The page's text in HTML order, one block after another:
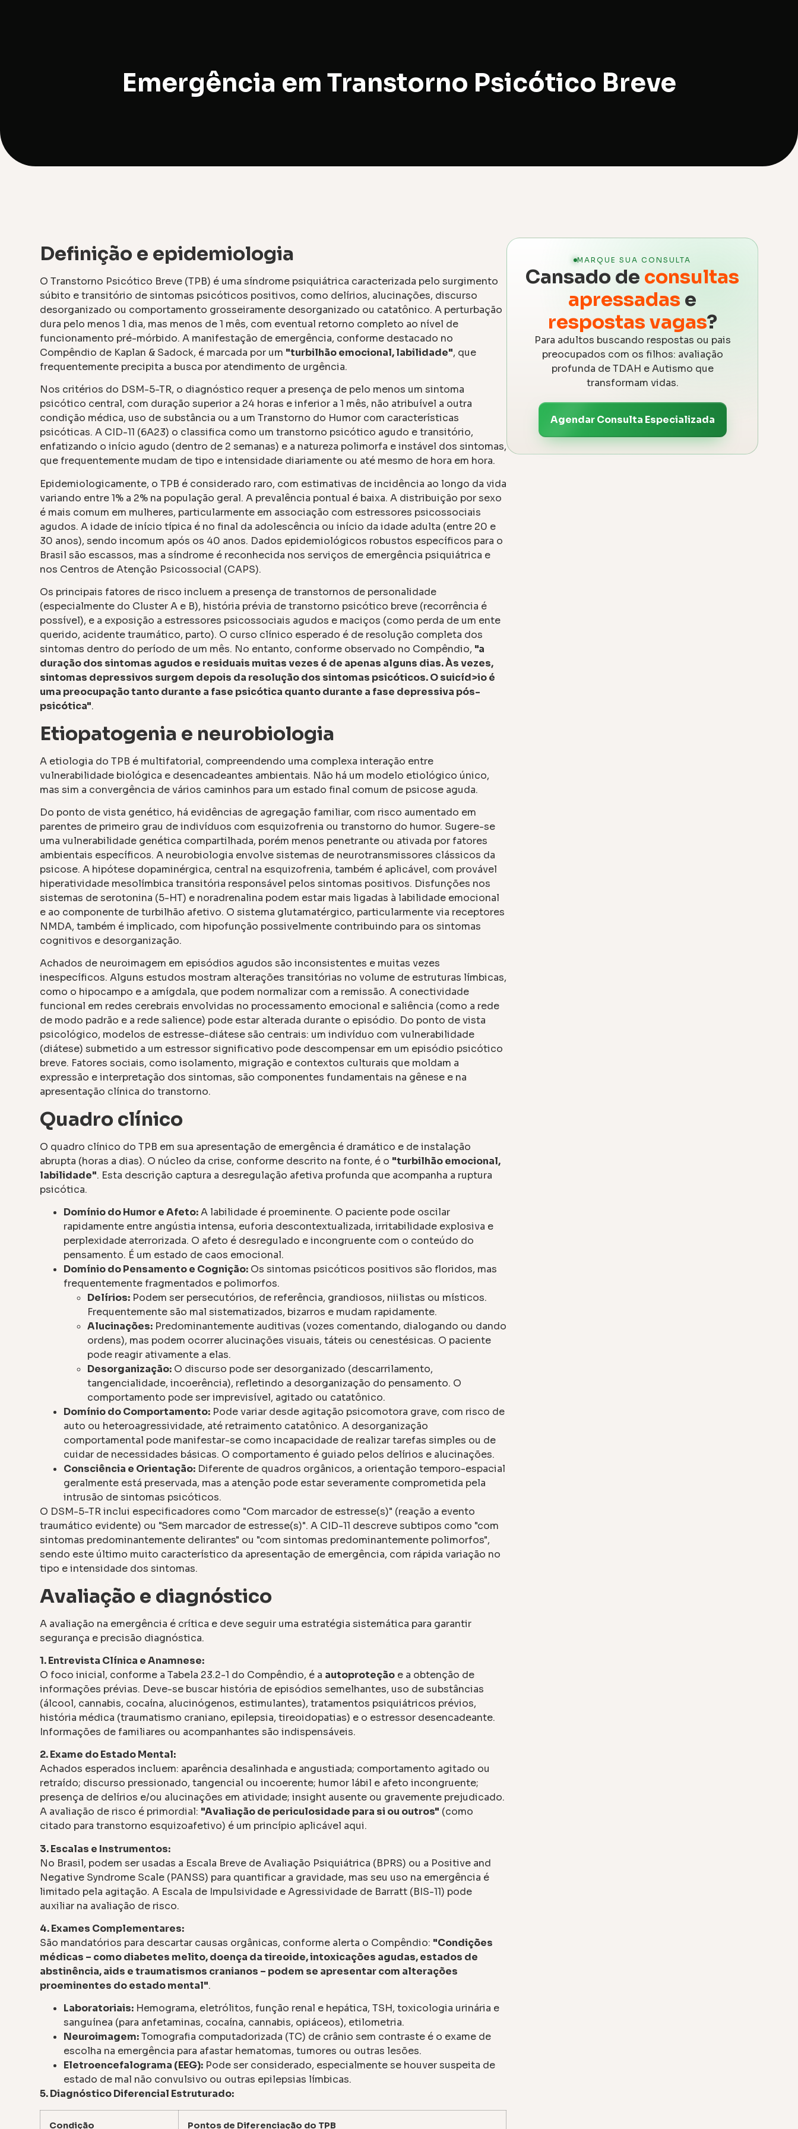
Emergência em Transtorno Psicótico Breve
Definição e epidemiologia
O Transtorno Psicótico Breve (TPB) é uma síndrome psiquiátrica caracterizada pelo surgimento
súbito e transitório de sintomas psicóticos positivos, como delírios, alucinações, discurso
desorganizado ou comportamento grosseiramente desorganizado ou catatônico. A perturbação
dura pelo menos 1 dia, mas menos de 1 mês, com eventual retorno completo ao nível de
funcionamento pré-mórbido. A manifestação de emergência, conforme destacado no
Compêndio de Kaplan & Sadock, é marcada por um "turbilhão emocional, labilidade", que
frequentemente precipita a busca por atendimento de urgência.
Nos critérios do DSM-5-TR, o diagnóstico requer a presença de pelo menos um sintoma
psicótico central, com duração superior a 24 horas e inferior a 1 mês, não atribuível a outra
condição médica, uso de substância ou a um Transtorno do Humor com características
psicóticas. A CID-11 (6A23) o classifica como um transtorno psicótico agudo e transitório,
enfatizando o início agudo (dentro de 2 semanas) e a natureza polimorfa e instável dos sintomas,
que frequentemente mudam de tipo e intensidade diariamente ou até mesmo de hora em hora.
Epidemiologicamente, o TPB é considerado raro, com estimativas de incidência ao longo da vida
variando entre 1% a 2% na população geral. A prevalência pontual é baixa. A distribuição por sexo
é mais comum em mulheres, particularmente em associação com estressores psicossociais
agudos. A idade de início típica é no final da adolescência ou início da idade adulta (entre 20 e
30 anos), sendo incomum após os 40 anos. Dados epidemiológicos robustos específicos para o
Brasil são escassos, mas a síndrome é reconhecida nos serviços de emergência psiquiátrica e
nos Centros de Atenção Psicossocial (CAPS).
Os principais fatores de risco incluem a presença de transtornos de personalidade
(especialmente do Cluster A e B), história prévia de transtorno psicótico breve (recorrência é
possível), e a exposição a estressores psicossociais agudos e maciços (como perda de um ente
querido, acidente traumático, parto). O curso clínico esperado é de resolução completa dos
sintomas dentro do período de um mês. No entanto, conforme observado no Compêndio, "a
duração dos sintomas agudos e residuais muitas vezes é de apenas alguns dias. Às vezes,
sintomas depressivos surgem depois da resolução dos sintomas psicóticos. O suicíd>io é
uma preocupação tanto durante a fase psicótica quanto durante a fase depressiva pós-
psicótica".
Etiopatogenia e neurobiologia
A etiologia do TPB é multifatorial, compreendendo uma complexa interação entre
vulnerabilidade biológica e desencadeantes ambientais. Não há um modelo etiológico único,
mas sim a convergência de vários caminhos para um estado final comum de psicose aguda.
Do ponto de vista genético, há evidências de agregação familiar, com risco aumentado em
parentes de primeiro grau de indivíduos com esquizofrenia ou transtorno do humor. Sugere-se
uma vulnerabilidade genética compartilhada, porém menos penetrante ou ativada por fatores
ambientais específicos. A neurobiologia envolve sistemas de neurotransmissores clássicos da
psicose. A hipótese dopaminérgica, central na esquizofrenia, também é aplicável, com provável
hiperatividade mesolímbica transitória responsável pelos sintomas positivos. Disfunções nos
sistemas de serotonina (5-HT) e noradrenalina podem estar mais ligadas à labilidade emocional
e ao componente de turbilhão afetivo. O sistema glutamatérgico, particularmente via receptores
NMDA, também é implicado, com hipofunção possivelmente contribuindo para os sintomas
cognitivos e desorganização.
Achados de neuroimagem em episódios agudos são inconsistentes e muitas vezes
inespecíficos. Alguns estudos mostram alterações transitórias no volume de estruturas límbicas,
como o hipocampo e a amígdala, que podem normalizar com a remissão. A conectividade
funcional em redes cerebrais envolvidas no processamento emocional e saliência (como a rede
de modo padrão e a rede salience) pode estar alterada durante o episódio. Do ponto de vista
psicológico, modelos de estresse-diátese são centrais: um indivíduo com vulnerabilidade
(diátese) submetido a um estressor significativo pode descompensar em um episódio psicótico
breve. Fatores sociais, como isolamento, migração e contextos culturais que moldam a
expressão e interpretação dos sintomas, são componentes fundamentais na gênese e na
apresentação clínica do transtorno.
Quadro clínico
O quadro clínico do TPB em sua apresentação de emergência é dramático e de instalação
abrupta (horas a dias). O núcleo da crise, conforme descrito na fonte, é o "turbilhão emocional,
labilidade". Esta descrição captura a desregulação afetiva profunda que acompanha a ruptura
psicótica.
Domínio do Humor e Afeto:A labilidade é proeminente. O paciente pode oscilar
rapidamente entre angústia intensa, euforia descontextualizada, irritabilidade explosiva e
perplexidade aterrorizada. O afeto é desregulado e incongruente com o conteúdo do
pensamento. É um estado de caos emocional.
Domínio do Pensamento e Cognição: Os sintomas psicóticos positivos são floridos, mas
frequentemente fragmentados e polimorfos.
Delírios: Podem ser persecutórios, de referência, grandiosos, niilistas ou místicos.
Frequentemente são mal sistematizados, bizarros e mudam rapidamente.
Alucinações: Predominantemente auditivas (vozes comentando, dialogando ou dando
ordens), mas podem ocorrer alucinações visuais, táteis ou cenestésicas. O paciente
pode reagir ativamente a elas.
Desorganização: O discurso pode ser desorganizado (descarrilamento,
tangencialidade, incoerência), refletindo a desorganização do pensamento. O
comportamento pode ser imprevisível, agitado ou catatônico.
Domínio do Comportamento: Pode variar desde agitação psicomotora grave, com risco de
auto ou heteroagressividade, até retraimento catatônico. A desorganização
comportamental pode manifestar-se como incapacidade de realizar tarefas simples ou de
cuidar de necessidades básicas. O comportamento é guiado pelos delírios e alucinações.
Consciência e Orientação: Diferente de quadros orgânicos, a orientação temporo-espacial
geralmente está preservada, mas a atenção pode estar severamente comprometida pela
intrusão de sintomas psicóticos.
O DSM-5-TR inclui especificadores como "Com marcador de estresse(s)" (reação a evento
traumático evidente) ou "Sem marcador de estresse(s)". A CID-11 descreve subtipos como "com
sintomas predominantemente delirantes" ou "com sintomas predominantemente polimorfos",
sendo este último muito característico da apresentação de emergência, com rápida variação no
tipo e intensidade dos sintomas.
Avaliação e diagnóstico
A avaliação na emergência é crítica e deve seguir uma estratégia sistemática para garantir
segurança e precisão diagnóstica.
1. Entrevista Clínica e Anamnese:
O foco inicial, conforme a Tabela 23.2-1 do Compêndio, é a autoproteção e a obtenção de
informações prévias. Deve-se buscar história de episódios semelhantes, uso de substâncias
(álcool, cannabis, cocaína, alucinógenos, estimulantes), tratamentos psiquiátricos prévios,
história médica (traumatismo craniano, epilepsia, tireoidopatias) e o estressor desencadeante.
Informações de familiares ou acompanhantes são indispensáveis.
2. Exame do Estado Mental:
Achados esperados incluem: aparência desalinhada e angustiada; comportamento agitado ou
retraído; discurso pressionado, tangencial ou incoerente; humor lábil e afeto incongruente;
presença de delírios e/ou alucinações em atividade; insight ausente ou gravemente prejudicado.
A avaliação de risco é primordial: "Avaliação de periculosidade para si ou outros" (como
citado para transtorno esquizoafetivo) é um princípio aplicável aqui.
3. Escalas e Instrumentos:
No Brasil, podem ser usadas a Escala Breve de Avaliação Psiquiátrica (BPRS) ou a Positive and
Negative Syndrome Scale (PANSS) para quantificar a gravidade, mas seu uso na emergência é
limitado pela agitação. A Escala de Impulsividade e Agressividade de Barratt (BIS-11) pode
auxiliar na avaliação de risco.
4. Exames Complementares:
São mandatórios para descartar causas orgânicas, conforme alerta o Compêndio: "Condições
médicas – como diabetes melito, doença da tireoide, intoxicações agudas, estados de
abstinência, aids e traumatismos cranianos – podem se apresentar com alterações
proeminentes do estado mental".
Laboratoriais: Hemograma, eletrólitos, função renal e hepática, TSH, toxicologia urinária e
sanguínea (para anfetaminas, cocaína, cannabis, opiáceos), etilometria.
Neuroimagem:Tomografia computadorizada (TC) de crânio sem contraste é o exame de
escolha na emergência para afastar hematomas, tumores ou outras lesões.
Eletroencefalograma (EEG): Pode ser considerado, especialmente se houver suspeita de
estado de mal não convulsivo ou outras epilepsias límbicas.
5. Diagnóstico Diferencial Estruturado:
Condição Pontos de Diferenciação do TPB
MARQUE SUA CONSULTA
Cansado de consultas
apressadas e
respostas vagas?
Para adultos buscando respostas ou pais
preocupados com os filhos: avaliação
profunda de TDAH e Autismo que
transformam vidas.
Agendar Consulta Especializada